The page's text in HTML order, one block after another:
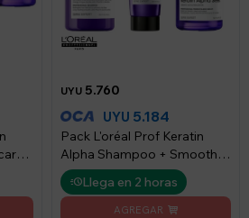
UYU 5.760
UYU 5.184
Pack L'oréal Prof Keratin
Alpha Shampoo + Smooth +
Sérum
Llega en 2 horas